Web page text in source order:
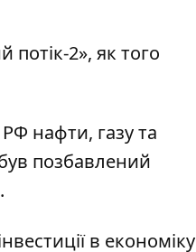
потік-2», як того
нафти, газу та
позбавлений
в економіку